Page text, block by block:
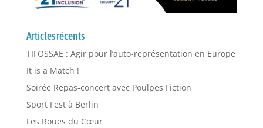
Articles récents
TIFOSSAE : Agir pour l’auto-représentation en Europe
It is a Match !
Soirée Repas-concert avec Poulpes Fiction
Sport Fest à Berlin
Les Roues du Cœur